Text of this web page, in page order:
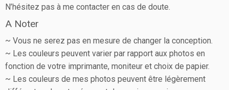
N’hésitez pas à me contacter en cas de doute.
A Noter
~ Vous ne serez pas en mesure de changer la conception.
~ Les couleurs peuvent varier par rapport aux photos en
fonction de votre imprimante, moniteur et choix de papier.
~ Les couleurs de mes photos peuvent être légèrement